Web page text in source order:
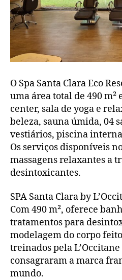
O Spa Santa Clara Eco
uma área total de 490 m²
center, sala de yoga e
beleza, sauna úmida, 04
vestiários, piscina
Os serviços disponíveis
massagens relaxantes a
desintoxicantes.
SPA Santa Clara by
Com 490 m², oferece
tratamentos para
modelagem do corpo
treinados pela
consagraram a marca
mundo.